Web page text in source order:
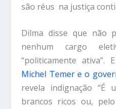
são réus na justiça
Dilma disse que não
nenhum cargo
“politicamente
Michel Temer e o
revela indignação “É
brancos ricos ou,